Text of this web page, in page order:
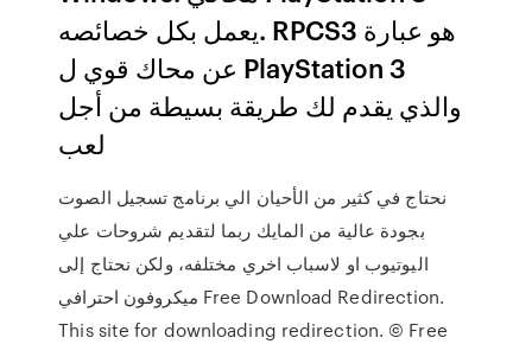
يعمل بكل خصائصه. RPCS3 هو عبارة
عن محاك قوي ل PlayStation 3
والذي يقدم لك طريقة بسيطة من أجل
لعب
نحتاج في كثير من الأحيان الي برنامج تسجيل الصوت
بجودة عالية من المايك ربما لتقديم شروحات علي
اليوتيوب او لاسباب اخري مختلفه، ولكن نحتاج إلى
ميكروفون احترافي Free Download Redirection.
This site for downloading redirection. © Free